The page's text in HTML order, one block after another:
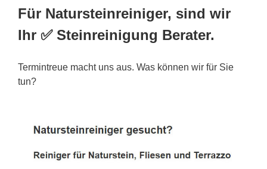
Für Natursteinreiniger, sind wir
Ihr ✅ Steinreinigung Berater.
Termintreue macht uns aus. Was können wir für Sie
tun?